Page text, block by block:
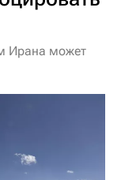
Ирана может